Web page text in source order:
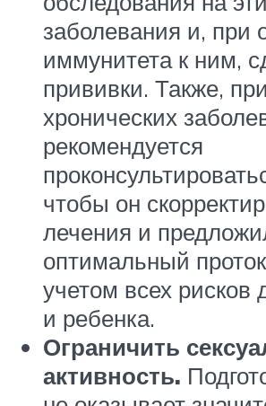
заболевания и, при
иммунитета к ним,
прививки. Также,
хронических
рекомендуется
чтобы он
лечения и
оптимальный
учетом всех рисков
и ребенка.
Ограничить
активность.